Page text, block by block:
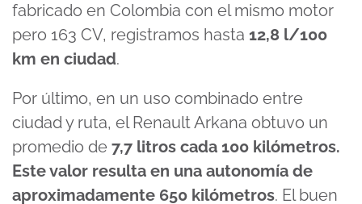
fabricado en Colombia con el mismo motor
pero 163 CV, registramos hasta 12,8 l/100
km en ciudad.
Por último, en un uso combinado entre
ciudad y ruta, el Renault Arkana obtuvo un
promedio de 7,7 litros cada 100 kilómetros.
Este valor resulta en una autonomía de
aproximadamente 650 kilómetros. El buen